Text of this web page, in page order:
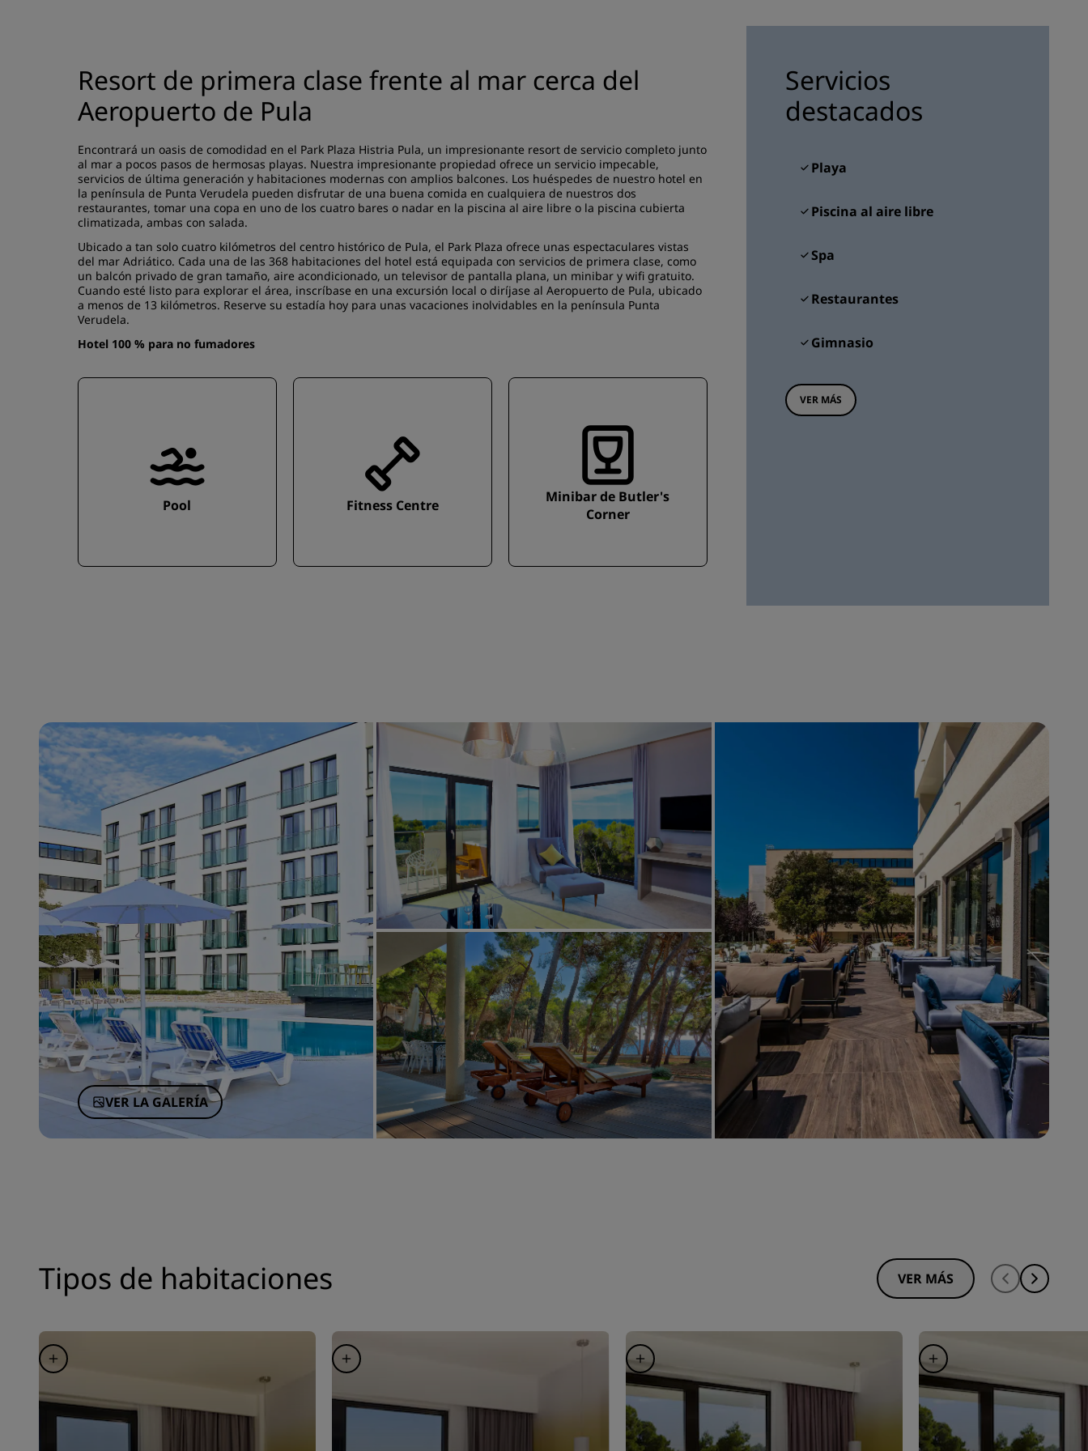
Resort de primera clase frente al mar cerca del
Aeropuerto de Pula
Encontrará un oasis de comodidad en el Park Plaza Histria Pula, un impresionante resort de servicio completo junto
al mar a pocos pasos de hermosas playas. Nuestra impresionante propiedad ofrece un servicio impecable,
servicios de última generación y habitaciones modernas con amplios balcones. Los huéspedes de nuestro hotel en
la península de Punta Verudela pueden disfrutar de una buena comida en cualquiera de nuestros dos
restaurantes, tomar una copa en uno de los cuatro bares o nadar en la piscina al aire libre o la piscina cubierta
climatizada, ambas con salada.
Ubicado a tan solo cuatro kilómetros del centro histórico de Pula, el Park Plaza ofrece unas espectaculares vistas
del mar Adriático. Cada una de las 368 habitaciones del hotel está equipada con servicios de primera clase, como
un balcón privado de gran tamaño, aire acondicionado, un televisor de pantalla plana, un minibar y wifi gratuito.
Cuando esté listo para explorar el área, inscríbase en una excursión local o diríjase al Aeropuerto de Pula, ubicado
a menos de 13 kilómetros. Reserve su estadía hoy para unas vacaciones inolvidables en la península Punta
Verudela.
Hotel 100 % para no fumadores
Pool Fitness Centre
Minibar de Butler's
Corner
Servicios
destacados
Playa
Piscina al aire libre
Spa
Restaurantes
Gimnasio
VER MÁS
VER LA GALERÍA
Tipos de habitaciones VER MÁS